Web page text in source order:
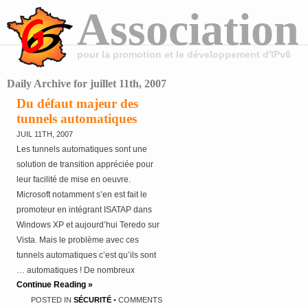
pour la promotion et le développement d'IPv6
Daily Archive for juillet 11th, 2007
Du défaut majeur des
tunnels automatiques
JUIL 11TH, 2007
Les tunnels automatiques sont une
solution de transition appréciée pour
leur facilité de mise en oeuvre.
Microsoft notamment s’en est fait le
promoteur en intégrant ISATAP dans
Windows XP et aujourd’hui Teredo sur
Vista. Mais le problème avec ces
tunnels automatiques c’est qu’ils sont
… automatiques ! De nombreux
administrateurs se sont déjà trouvés
devant le cas de préfixes IPv6 diffusés
Continue Reading »
POSTED IN SÉCURITÉ • COMMENTS